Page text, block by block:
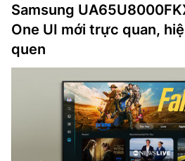
Samsung
One UI mới trực quan,
quen